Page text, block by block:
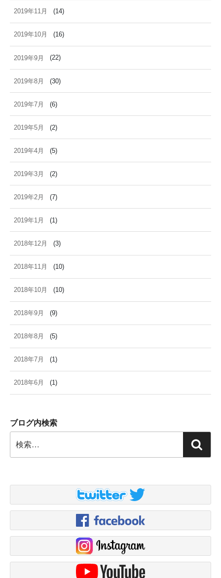
2019年11月 (14)
2019年10月 (16)
2019年9月 (22)
2019年8月 (30)
2019年7月 (6)
2019年5月 (2)
2019年4月 (5)
2019年3月 (2)
2019年2月 (7)
2019年1月 (1)
2018年12月 (3)
2018年11月 (10)
2018年10月 (10)
2018年9月 (9)
2018年8月 (5)
2018年7月 (1)
2018年6月 (1)
ブログ内検索
索